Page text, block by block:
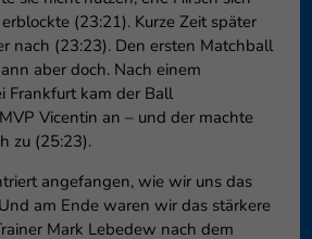
(23:21). Kurze Zeit später
nach (23:23). Den ersten Matchball
aber doch. Nach einem
Frankfurt kam der Ball
Vicentin an – und der machte
zu (25:23).
angefangen, wie wir uns das
am Ende waren wir das stärkere
Mark Lebedew nach dem